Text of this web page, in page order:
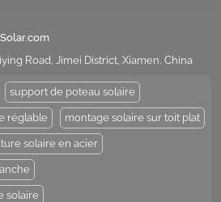
Road, Jimei District, Xiamen, China
support de poteau solaire
réglable montage solaire sur toit plat
solaire en acier
solaire